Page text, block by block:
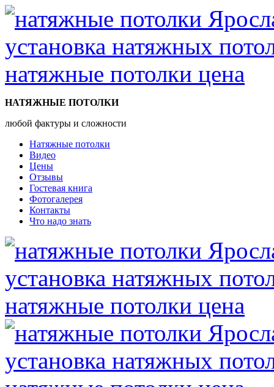
НАТЯЖНЫЕ ПОТОЛКИ
любой фактуры и сложности
Натяжные потолки
Видео
Цены
Отзывы
Гостевая книга
Фотогалерея
Контакты
Что надо знать